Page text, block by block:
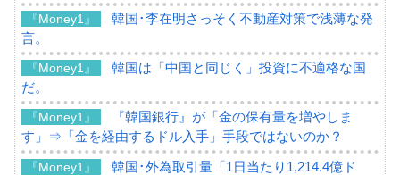
『Money1』
韓国･李在明さっそく不動産対策で浅薄な発
言。
『Money1』
韓国は「中国と同じく」投資に不適格な国
だ。
『Money1』
『韓国銀行』が「金の保有量を増やしま
す」⇒「金を経由するドル入手」手段ではないのか？
『Money1』
韓国･外為取引量「1日当たり1,214.4億ド